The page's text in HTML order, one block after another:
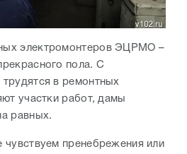
электромонтеров ЭЦРМО –
пола. С
в ремонтных
участки работ, дамы
равных.
пренебрежения или